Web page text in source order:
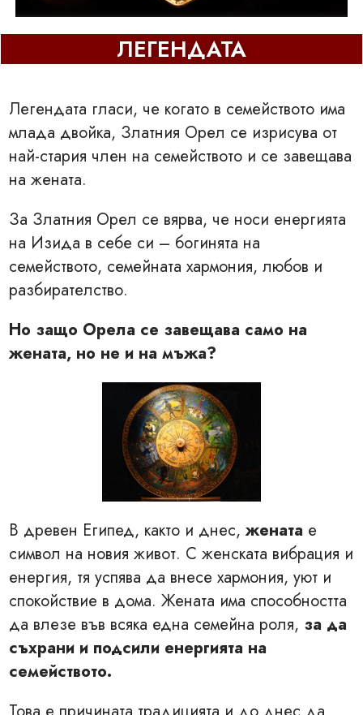
ЛЕГЕНДАТА
Легендата гласи, че когато в семейството има
млада двойка, Златния Орел се изрисува от
най-стария член на семейството и се завещава
на жената.
За Златния Орел се вярва, че носи енергията
на Изида в себе си – богинята на
семейството, семейната хармония, любов и
разбирателство.
Но защо Орела се завещава само на
жената, но не и на мъжа?
В древен Египед, както и днес, жената е
символ на новия живот. С женската вибрация и
енергия, тя успява да внесе хармония, уют и
спокойствие в дома. Жената има способността
да влезе във всяка една семейна роля, за да
съхрани и подсили енергията на
семейството.